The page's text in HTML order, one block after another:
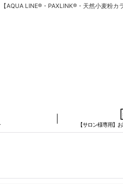
LINE®・PAXLINK®・天然小麦粉カ
【サロン様専用】